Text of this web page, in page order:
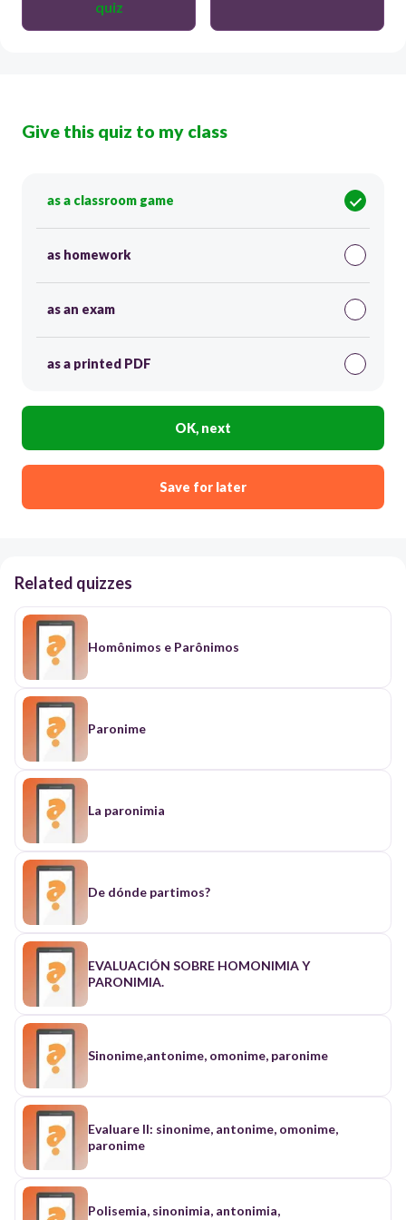
quiz
Give this quiz to my class
as a classroom game
as homework
as an exam
as a printed PDF
OK, next
Save for later
Related quizzes
Homônimos e Parônimos
Paronime
La paronimia
De dónde partimos?
EVALUACIÓN SOBRE HOMONIMIA Y
PARONIMIA.
Sinonime,antonime, omonime, paronime
Evaluare II: sinonime, antonime, omonime,
paronime
Polisemia, sinonimia, antonimia,